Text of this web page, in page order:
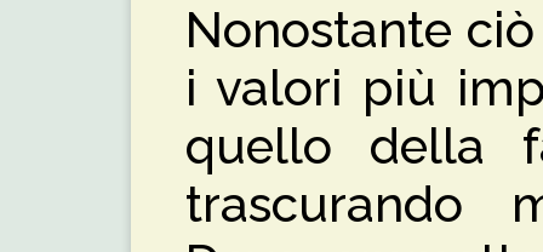
Nonostante
i valori più
quello della
trascurando